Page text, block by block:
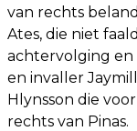
van rechts
Ates, die niet
achtervolging en
en invaller
Hlynsson die
rechts van Pinas.